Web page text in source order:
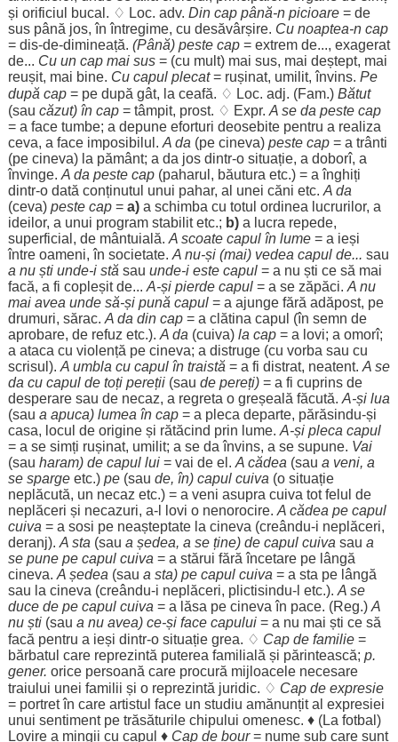
și orificiul bucal . ♢ Loc. adv. Din cappână-n picioare= de
suspână jos, înîntregime, cu desăvârșire. Cu noaptea-n cap
= dis-de-dimineață. (Până) peste cap= extremde..., exagerat
de... Cu un capmai sus= (cu mult) mai sus, mai deștept, mai
reușit, mai bine. Cu capul plecat= rușinat, umilit,învins. Pe
după cap= pe după gât, la ceafă. ♢ Loc. adj. (Fam.) Bătut
(sau căzut) în cap= tâmpit, prost. ♢ Expr. A se da peste cap
= a face tumbe; a depune eforturi deosebite pentru a realiza
ceva, a face imposibilul . A da (pe cineva) peste cap= a trânti
(pe cineva) la pământ; a da josdintr-o situație, a doborî, a
învinge. A da peste cap(paharul , băutura etc.) = aînghiți
dintr-o dată conținutul unui pahar, al unei căni etc. A da
(ceva) peste cap= a)a schimba cu totul ordinea lucrurilor, a
ideilor, a unui program stabilitetc.; b)a lucra repede,
superficial , de mântuială. A scoatecapul în lume= a ieși
între oameni, în societate. A nu-și (mai) vedea capul de... sau
a nu știunde-i stă sau unde-i este capul= a nu ști ce să mai
facă, a fi copleșitde... A-și pierdecapul= a se zăpăci. A nu
mai avea unde să-și pună capul= a ajunge fără adăpost, pe
drumuri, sărac. A da din cap= a clătina capul (în semn de
aprobare, de refuz etc.). A da (cuiva) la cap= a lovi; a omorî;
a ataca cu violență pe cineva; a distruge(cu vorba sau cu
scrisul ). A umbla cu capul în traistă = a fi distrat, neatent. A se
da cu capul de toți pereții(sau de pereți)= a fi cuprinsde
desperaresau de necaz, a regreta o greșeală făcută. A-și lua
(sau a apuca) lumea în cap= a pleca departe, părăsindu-și
casa, locul de origineși rătăcind prin lume. A-și pleca capul
= a se simți rușinat, umilit; a se daînvins, a se supune. Vai
(sau haram) de capul lui= vai de el. A cădea (sau a veni, a
se spargeetc.) pe(sau de, în) capul cuiva (o situație
neplăcută, un necaz etc.) = a veni asupra cuiva totfelul de
neplăceri și necazuri, a-l lovi o nenorocire. A cădea pe capul
cuiva = a sosi pe neașteptatela cineva (creându-i neplăceri,
deranj). A sta (sau a ședea, a se ține) de capul cuiva sau a
se pune pe capul cuiva = a stărui fără încetarepe lângă
cineva. A ședea (sau a sta) pe capul cuiva = a sta pe lângă
sau la cineva (creându-i neplăceri, plictisindu-l etc.). A se
ducede pe capul cuiva = a lăsa pe cineva în pace. (Reg.) A
nu ști(sau a nu avea) ce-și face capului= a nu mai ști ce să
facă pentru a ieși dintr-o situație grea. ♢ Capde familie=
bărbatul care reprezintă puterea familială și părintească; p.
gener. orice persoană care procură mijloacele necesare
traiului unei familii și o reprezintă juridic. ♢ Capde expresie
= portretîn care artistul faceun studiu amănunțital expresiei
unui sentimentpe trăsăturile chipului omenesc. ♦ (La fotbal )
Lovirea mingii cu capul ♦ Capde bour= numesub care sunt